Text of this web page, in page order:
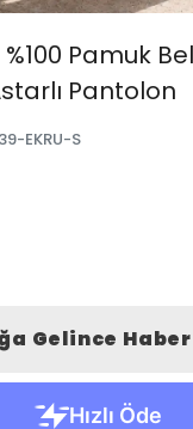
Pamuk
Pantolon
EKRU-S
Gelince